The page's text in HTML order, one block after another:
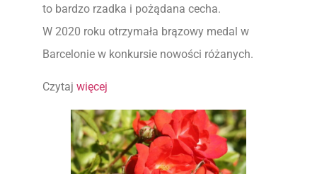
to bardzo rzadka i pożądana cecha.
W 2020 roku otrzymała brązowy medal w
Barcelonie w konkursie nowości różanych.
Czytaj więcej